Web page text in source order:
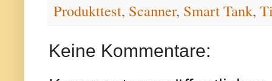
Produkttest, Scanner, Smart Tank,
Keine Kommentare: